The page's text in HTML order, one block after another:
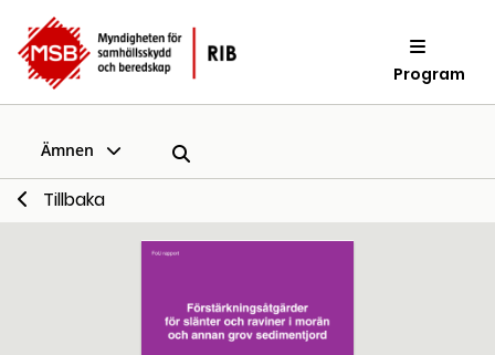
Program
Ämnen
Tillbaka